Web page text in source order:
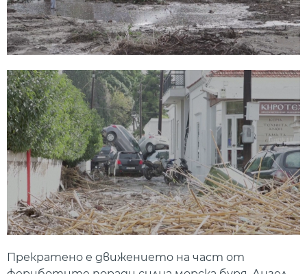
Прекратено е движението на част от